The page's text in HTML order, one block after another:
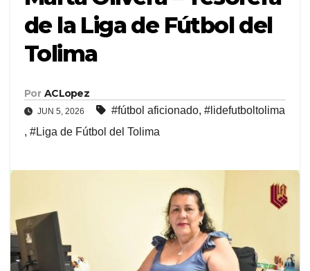
de la Liga de Fútbol del
Tolima
Por ACLopez
JUN 5, 2026 #fútbol aficionado, #lidefutboltolima
, #Liga de Fútbol del Tolima